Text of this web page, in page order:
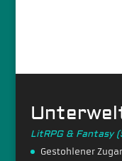
LitRPG & Fantasy
Gestohlener